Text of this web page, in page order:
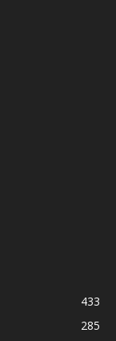
433
285